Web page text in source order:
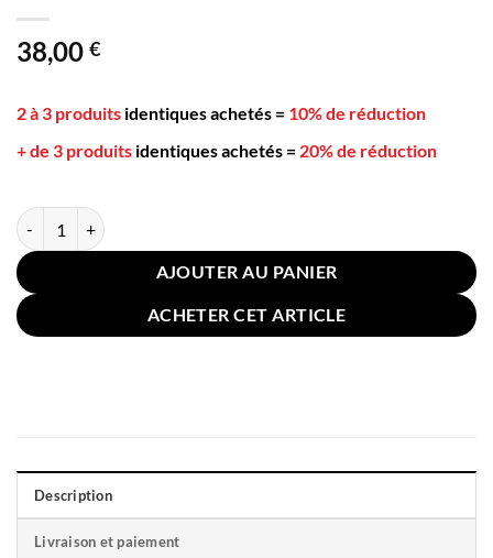
38,00 €
2 à 3 produits identiques achetés = 10% de réduction
+ de 3 produits identiques achetés = 20% de réduction
quantité de Coussin Luxe Canapé 30x50cm Orange Fleuri
AJOUTER AU PANIER
ACHETER CET ARTICLE
Description
Livraison et paiement